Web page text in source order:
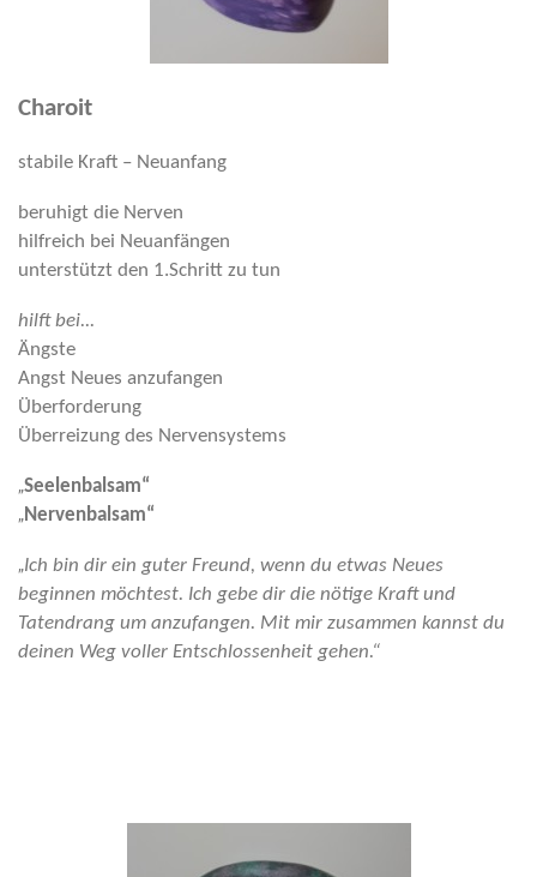
Charoit
stabile Kraft – Neuanfang
beruhigt die Nerven
hilfreich bei Neuanfängen
unterstützt den 1.Schritt zu tun
hilft bei...
Ängste
Angst Neues anzufangen
Überforderung
Überreizung des Nervensystems
„Seelenbalsam“
„Nervenbalsam“
„Ich bin dir ein guter Freund, wenn du etwas Neues
beginnen möchtest. Ich gebe dir die nötige Kraft und
Tatendrang um anzufangen. Mit mir zusammen kannst du
deinen Weg voller Entschlossenheit gehen.“